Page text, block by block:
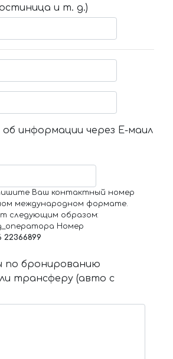
и т. д.)
информации через Е-маил
Ваш контактный номер
международном формате.
следующим образом:
Номер
22366899
по бронированию
трансферу (авто с